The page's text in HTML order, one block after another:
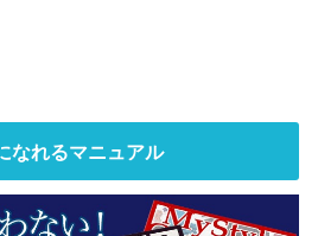
なれるマニュアル